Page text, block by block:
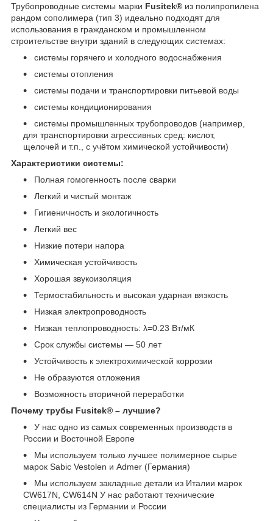
Трубопроводные системы марки Fusitek® из полипропилена
рандом сополимера (тип 3) идеально подходят для
использования в гражданском и промышленном
строительстве внутри зданий в следующих системах:
системы горячего и холодного водоснабжения
системы отопления
системы подачи и транспортировки питьевой воды
системы кондиционирования
системы промышленных трубопроводов (например,
для транспортировки агрессивных сред: кислот,
щелочей и т.п., с учётом химической устойчивости)
Характеристики системы:
Полная гомогенность после сварки
Легкий и чистый монтаж
Гигиеничность и экологичность
Легкий вес
Низкие потери напора
Химическая устойчивость
Хорошая звукоизоляция
Термостабильность и высокая ударная вязкость
Низкая электропроводность
Низкая теплопроводность: λ=0.23 Вт/мК
Срок службы системы ― 50 лет
Устойчивость к электрохимической коррозии
Не образуются отложения
Возможность вторичной переработки
Почему трубы Fusitek® – лучшие?
У нас одно из самых современных производств в
России и Восточной Европе
Мы используем только лучшее полимерное сырье
марок Sabic Vestolen и Admer (Германия)
Мы используем закладные детали из Италии марок
CW617N, CW614N У нас работают технические
специалисты из Германии и России